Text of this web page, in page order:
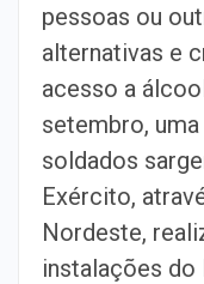
pessoas ou
alternativas e
acesso a
setembro,
soldados
Exército,
Nordeste,
instalações do